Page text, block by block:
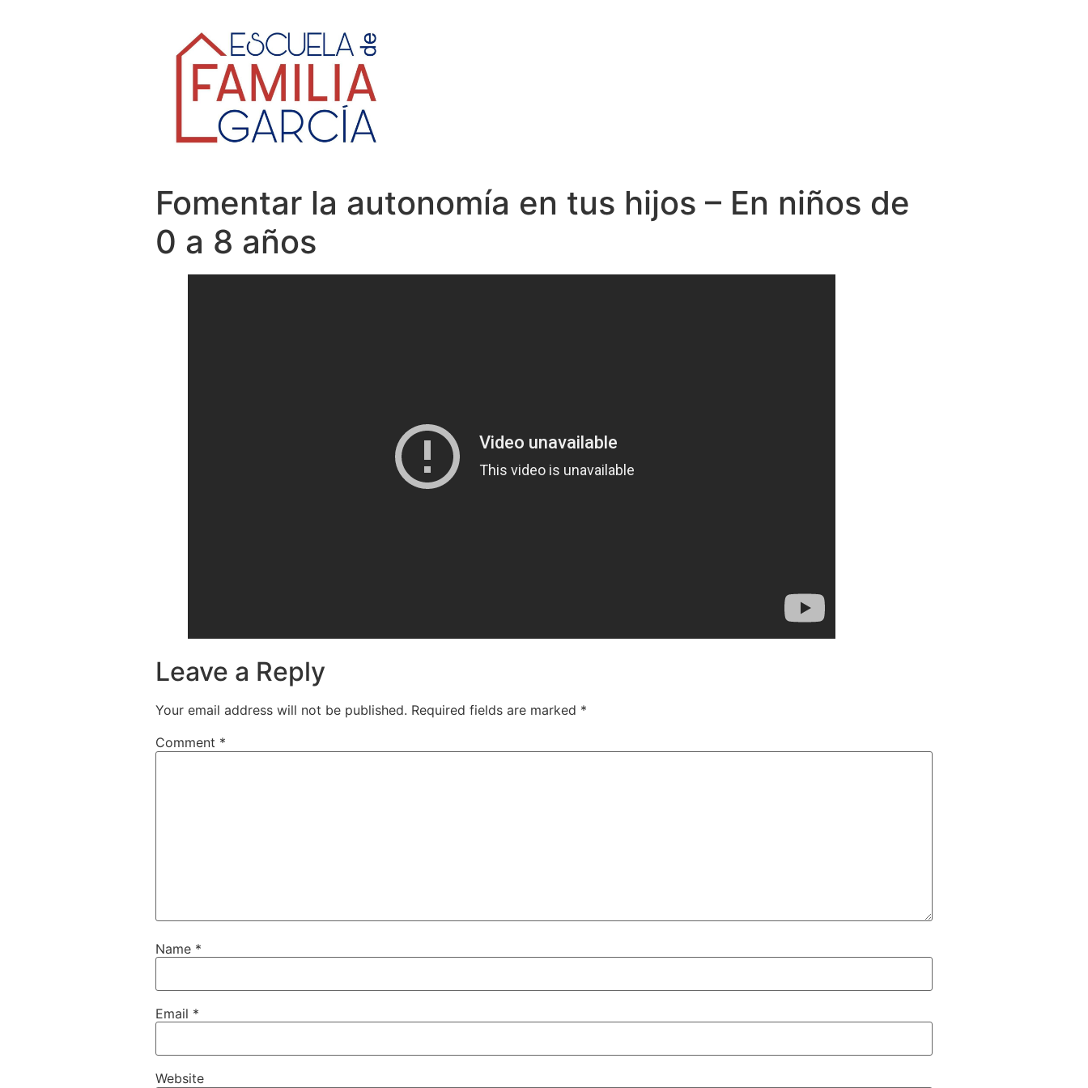
Fomentar la autonomía en tus hijos – En niños de
0 a 8 años
Leave a Reply
Your email address will not be published. Required fields are marked *
Comment *
Name *
Email *
Website